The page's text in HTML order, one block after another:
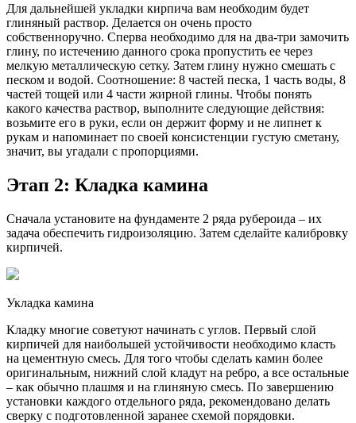
Для дальнейшей укладки кирпича вам необходим будет
глиняный раствор. Делается он очень просто
собственноручно. Сперва необходимо для на два-три замочить
глину, по истечению данного срока пропустить ее через
мелкую металлическую сетку. Затем глину нужно смешать с
песком и водой. Соотношение: 8 частей песка, 1 часть воды, 8
частей тощей или 4 части жирной глины. Чтобы понять
какого качества раствор, выполните следующие действия:
возьмите его в руки, если он держит форму и не липнет к
рукам и напоминает по своей консистенции густую сметану,
значит, вы угадали с пропорциями.
Этап 2: Кладка камина
Сначала установите на фундаменте 2 ряда рубероида – их
задача обеспечить гидроизоляцию. Затем сделайте калибровку
кирпичей.
Укладка камина
Кладку многие советуют начинать с углов. Первый слой
кирпичей для наибольшей устойчивости необходимо класть
на цементную смесь. Для того чтобы сделать камин более
оригинальным, нижний слой кладут на ребро, а все остальные
– как обычно плашмя и на глиняную смесь. По завершению
установки каждого отдельного ряда, рекомендовано делать
сверку с подготовленной заранее схемой порядовки.